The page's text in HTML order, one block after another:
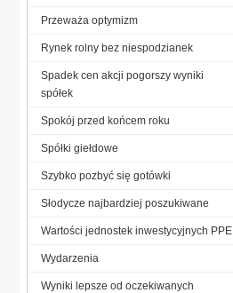
Przeważa optymizm
Rynek rolny bez niespodzianek
Spadek cen akcji pogorszy wyniki
spółek
Spokój przed końcem roku
Spółki giełdowe
Szybko pozbyć się gotówki
Słodycze najbardziej poszukiwane
Wartości jednostek inwestycyjnych PPE
Wydarzenia
Wyniki lepsze od oczekiwanych